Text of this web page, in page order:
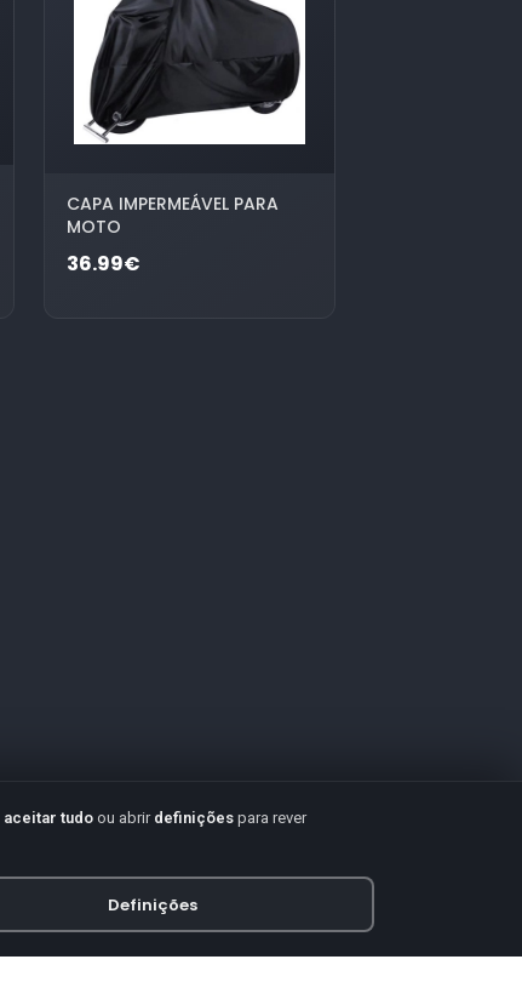
CAPA IMPERMEÁVEL PARA
MOTO
36.99€
aceitar tudo ou abrir definições para rever
Definições